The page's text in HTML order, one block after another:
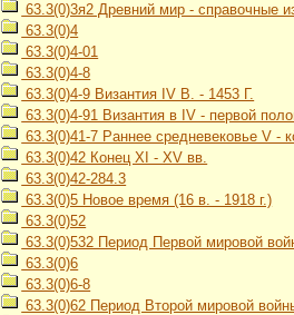
63.3(0)3я2 Древний мир - справочные
63.3(0)4
63.3(0)4-01
63.3(0)4-8
63.3(0)4-9 Византия IV В. - 1453 Г.
63.3(0)4-91 Византия в IV - первой
63.3(0)41-7 Раннее средневековье V -
63.3(0)42 Конец XI - XV вв.
63.3(0)42-284.3
63.3(0)5 Новое время (16 в. - 1918 г.)
63.3(0)52
63.3(0)532 Период Первой мировой
63.3(0)6
63.3(0)6-8
63.3(0)62 Период Второй мировой